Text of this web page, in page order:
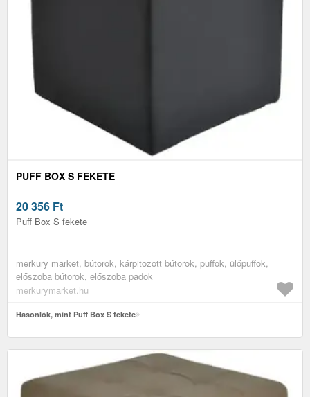
PUFF BOX S FEKETE
20 356 Ft
Puff Box S fekete
merkury market, bútorok, kárpitozott bútorok, puffok, ülőpuffok,
előszoba bútorok, előszoba padok
merkurymarket.hu
Hasonlók, mint Puff Box S fekete